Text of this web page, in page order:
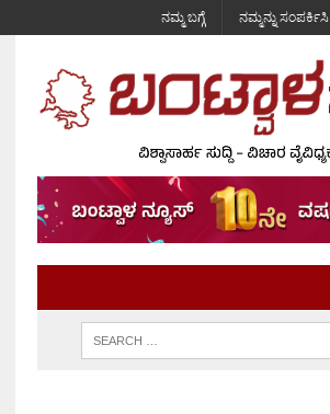
ನಮ್ಮ ಬಗ್ಗೆ ನಮ್ಮನ್ನು ಸಂಪರ್ಕಿಸಿ